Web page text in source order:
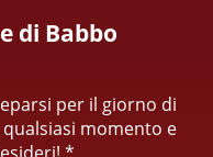
di Babbo
per il giorno di
momento e